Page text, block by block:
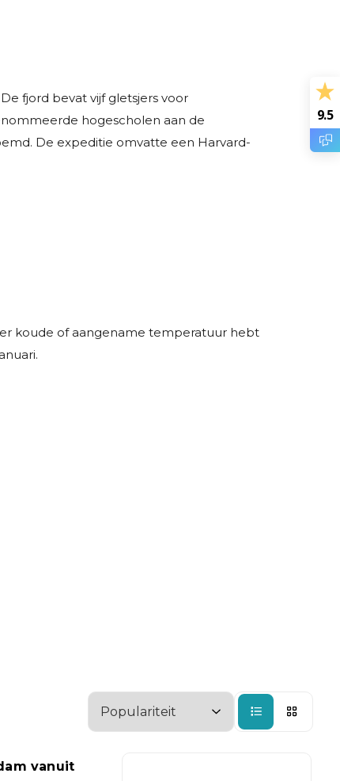
fjord bevat vijf gletsjers voor
hogescholen aan de
De expeditie omvatte een Harvard-
koude of aangename temperatuur hebt
9.5